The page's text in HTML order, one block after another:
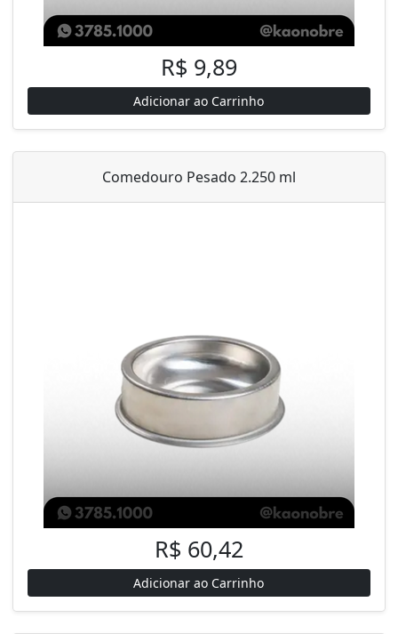
R$ 9,89
Adicionar ao Carrinho
Comedouro Pesado 2.250 ml
R$ 60,42
Adicionar ao Carrinho